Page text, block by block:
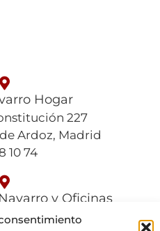
Hogar
227
Ardoz, Madrid
10 74
y Oficinas
esq. C/ Azufre